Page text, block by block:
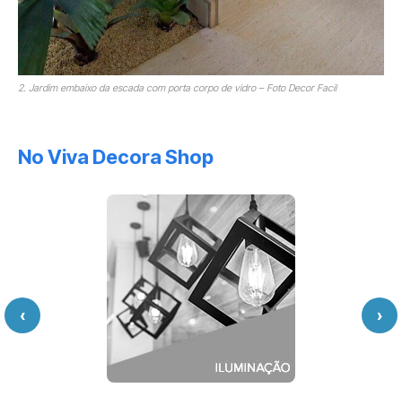
2. Jardim embaixo da escada com porta corpo de vidro – Foto Decor Facil
No Viva Decora Shop
‹ ›